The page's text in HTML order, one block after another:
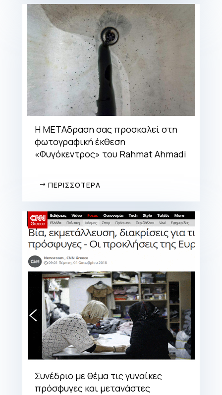
Η ΜΕΤΑδραση σας προσκαλεί στη
φωτογραφική έκθεση
«Φυγόκεντρος» του Rahmat Ahmadi
ΠΕΡΙΣΣΟΤΕΡΑ
Συνέδριο με θέμα τις γυναίκες
πρόσφυγες και μετανάστες